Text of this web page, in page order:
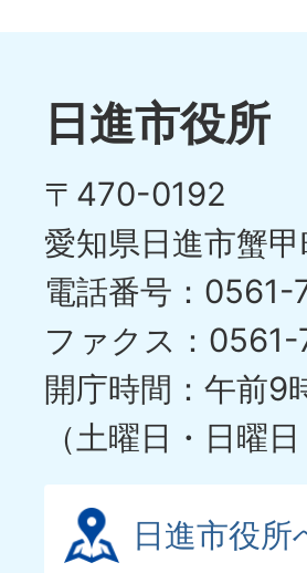
日進市役所
〒470-0192
愛知県日進市蟹
電話番号：0561-
ファクス：
開庁時間：午前9
（土曜日・日曜
日進市役所